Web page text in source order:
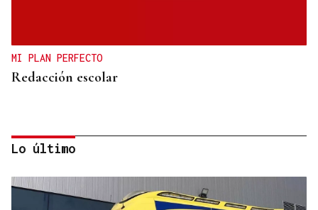
MI PLAN PERFECTO
Redacción escolar
Jenaro Castro
Lo último